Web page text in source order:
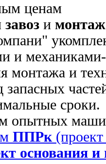
ценам
завоз и монтаж
и
монтажа и
сроки.
опытных
ППРк
основания